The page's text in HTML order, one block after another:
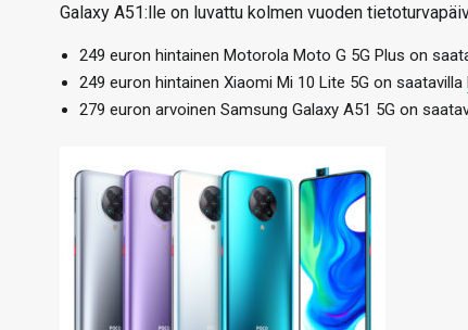
Galaxy A51:lle on luvattu kolmen vuoden
249 euron hintainen Motorola Moto G 5G Plus on
249 euron hintainen Xiaomi Mi 10 Lite 5G on saatavilla
279 euron arvoinen Samsung Galaxy A51 5G on